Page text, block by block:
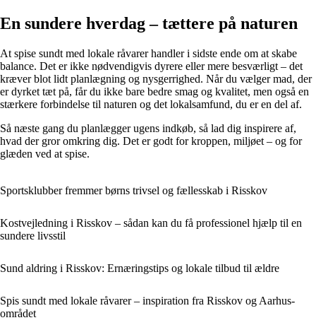
En sundere hverdag – tættere på naturen
At spise sundt med lokale råvarer handler i sidste ende om at skabe
balance. Det er ikke nødvendigvis dyrere eller mere besværligt – det
kræver blot lidt planlægning og nysgerrighed. Når du vælger mad, der
er dyrket tæt på, får du ikke bare bedre smag og kvalitet, men også en
stærkere forbindelse til naturen og det lokalsamfund, du er en del af.
Så næste gang du planlægger ugens indkøb, så lad dig inspirere af,
hvad der gror omkring dig. Det er godt for kroppen, miljøet – og for
glæden ved at spise.
Sportsklubber fremmer børns trivsel og fællesskab i Risskov
Kostvejledning i Risskov – sådan kan du få professionel hjælp til en
sundere livsstil
Sund aldring i Risskov: Ernæringstips og lokale tilbud til ældre
Spis sundt med lokale råvarer – inspiration fra Risskov og Aarhus-
området